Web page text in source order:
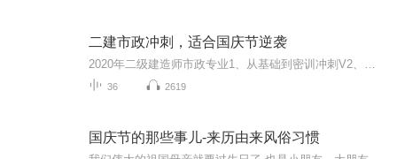
二建市政冲刺，适合国庆节逆袭
36 2619
国庆节的那些事儿-来历由来风俗习惯